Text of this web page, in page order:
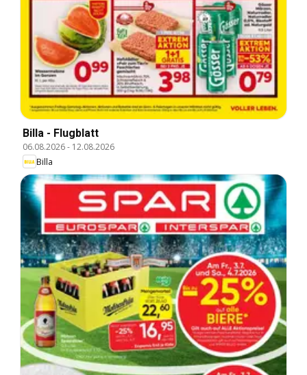
Billa - Flugblatt
06.08.2026- 12.08.2026
Billa